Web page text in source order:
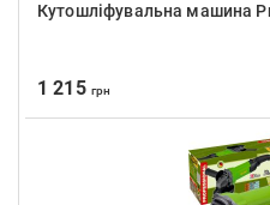
Кутошліфувальна машина
1 215 грн